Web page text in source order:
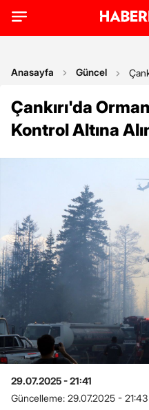
Anasayfa Güncel
Çankırı'da
Kontrol Altına
29.07.2025 - 21:41
Güncelleme: 29.07.2025 - 21:43